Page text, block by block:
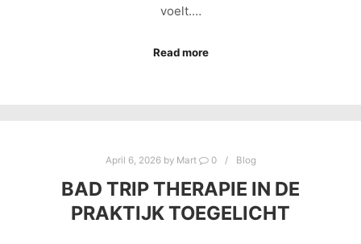
voelt.…
Read more
April 6, 2026by Mart 0 Blog
BAD TRIP THERAPIE IN DE
PRAKTIJK TOEGELICHT